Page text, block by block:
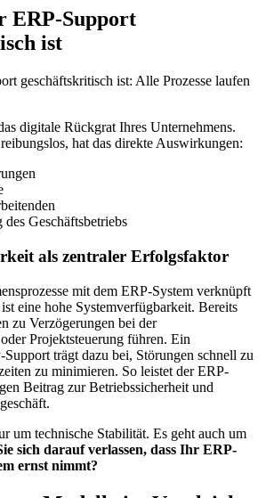
ERP-Support
ist
digitale Rückgrat Ihres Unternehmens.
hat das direkte Auswirkungen:
Geschäftsbetriebs
als zentraler Erfolgsfaktor
mit dem ERP-System verknüpft
eine hohe Systemverfügbarkeit. Bereits
zu Verzögerungen bei der
Projektsteuerung führen. Ein
trägt dazu bei, Störungen schnell zu
zu minimieren. So leistet der ERP-
Beitrag zur Betriebssicherheit und
um technische Stabilität. Es geht auch um
sich darauf verlassen, dass Ihr ERP-
ernst nimmt?